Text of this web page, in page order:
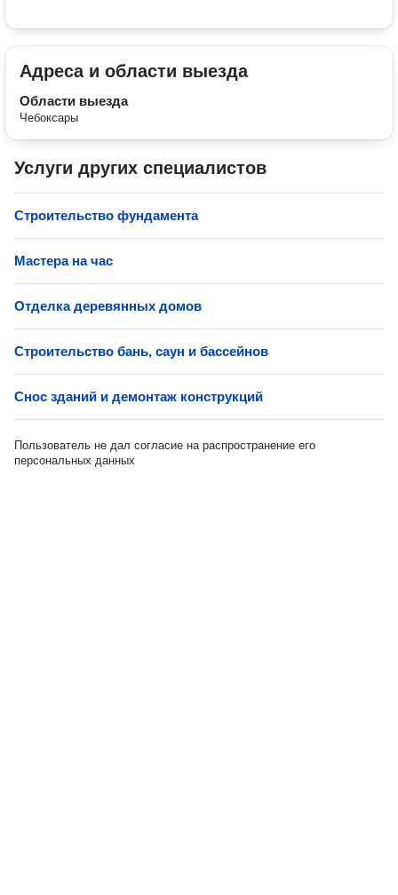
Адреса и области выезда
Области выезда
Чебоксары
Услуги других специалистов
Строительство фундамента
Мастера на час
Отделка деревянных домов
Строительство бань, саун и бассейнов
Снос зданий и демонтаж конструкций
Пользователь не дал согласие на распространение его
персональных данных